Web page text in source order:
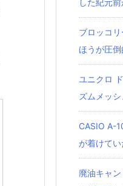
した紀元
ブロッコ
ほうが圧
ユニクロ
ズムメッ
CASIO A-
が着けて
廃油キャ